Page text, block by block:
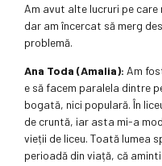
Am avut alte lucruri pe
dar am încercat să merg
problemă.
Ana Toda (Amalia): Am
e să facem paralela dintre
bogată, nici populară. În
de cruntă, iar asta mi-a
vieții de liceu. Toată lumea
perioadă din viață, că